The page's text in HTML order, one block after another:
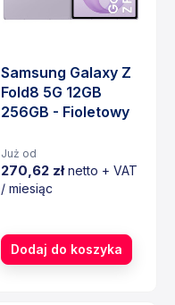
Samsung Galaxy Z
Fold8 5G 12GB
256GB - Fioletowy
Już od
270,62 złnetto + VAT
/ miesiąc
Dodaj do koszyka